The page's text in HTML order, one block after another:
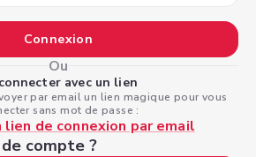
Connexion
Ou
avec un lien
par email un lien magique pour vous
sans mot de passe :
lien de connexion par email
compte ?